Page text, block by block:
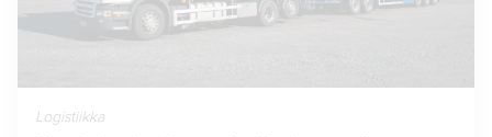
Logistiikka